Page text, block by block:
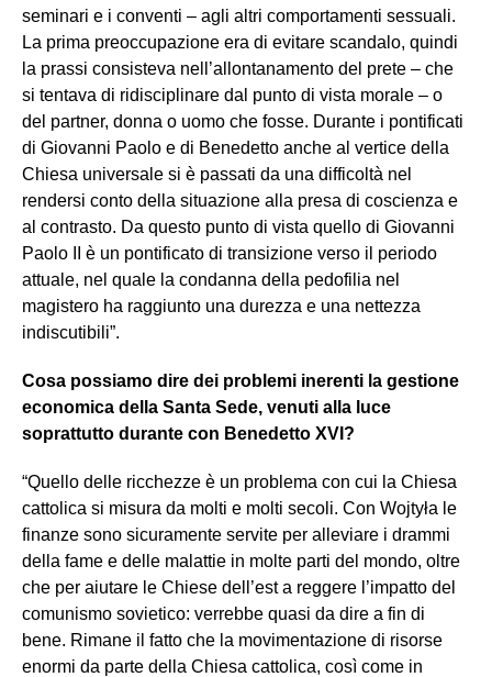
seminari e i conventi – agli altri comportamenti sessuali.
La prima preoccupazione era di evitare scandalo, quindi
la prassi consisteva nell’allontanamento del prete – che
si tentava di ridisciplinare dal punto di vista morale – o
del partner, donna o uomo che fosse. Durante i pontificati
di Giovanni Paolo e di Benedetto anche al vertice della
Chiesa universale si è passati da una difficoltà nel
rendersi conto della situazione alla presa di coscienza e
al contrasto. Da questo punto di vista quello di Giovanni
Paolo II è un pontificato di transizione verso il periodo
attuale, nel quale la condanna della pedofilia nel
magistero ha raggiunto una durezza e una nettezza
indiscutibili”.
Cosa possiamo dire dei problemi inerenti la gestione
economica della Santa Sede, venuti alla luce
soprattutto durante con Benedetto XVI?
“Quello delle ricchezze è un problema con cui la Chiesa
cattolica si misura da molti e molti secoli. Con Wojtyła le
finanze sono sicuramente servite per alleviare i drammi
della fame e delle malattie in molte parti del mondo, oltre
che per aiutare le Chiese dell’est a reggere l’impatto del
comunismo sovietico: verrebbe quasi da dire a fin di
bene. Rimane il fatto che la movimentazione di risorse
enormi da parte della Chiesa cattolica, così come in